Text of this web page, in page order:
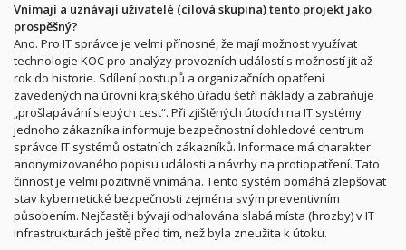
Vnímají a uznávají uživatelé (cílová skupina) tento projekt jako
prospěšný?
Ano. Pro IT správce je velmi přínosné, že mají možnost využívat
technologie KOC pro analýzy provozních událostí s možností jít až
rok do historie. Sdílení postupů a organizačních opatření
zavedených na úrovni krajského úřadu šetří náklady a zabraňuje
„prošlapávání slepých cest“. Při zjištěných útocích na IT systémy
jednoho zákazníka informuje bezpečnostní dohledové centrum
správce IT systémů ostatních zákazníků. Informace má charakter
anonymizovaného popisu události a návrhy na protiopatření. Tato
činnost je velmi pozitivně vnímána. Tento systém pomáhá zlepšovat
stav kybernetické bezpečnosti zejména svým preventivním
působením. Nejčastěji bývají odhalována slabá místa (hrozby) v IT
infrastrukturách ještě před tím, než byla zneužita k útoku.